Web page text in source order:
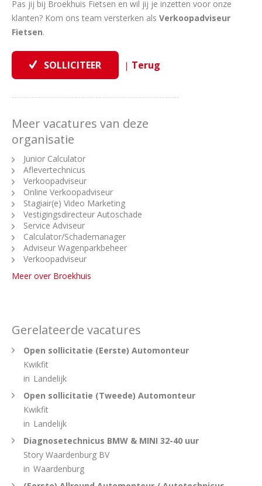
Pas jij bij Broekhuis Fietsen en wil jij je inzetten voor onze
klanten? Kom ons team versterken als Verkoopadviseur
Fietsen.
|
Meer vacatures van deze
organisatie
Junior Calculator
Aflevertechnicus
Verkoopadviseur
Online Verkoopadviseur
Stagiair(e) Video Marketing
Vestigingsdirecteur Autoschade
Service Adviseur
Calculator/Schademanager
Adviseur Wagenparkbeheer
Verkoopadviseur
Meer over Broekhuis
Gerelateerde vacatures
Open sollicitatie (Eerste) Automonteur
Kwikfit
in Landelijk
Open sollicitatie (Tweede) Automonteur
Kwikfit
in Landelijk
Diagnosetechnicus BMW & MINI 32-40 uur
Story Waardenburg BV
in Waardenburg